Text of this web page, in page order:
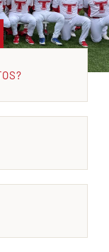
Escuela
deportivo
Galerías